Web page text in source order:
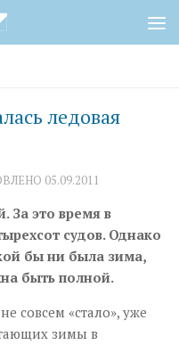
ледовая
05.09.2011
За это время в
судов. Однако
бы ни была зима,
быть полной.
совсем «стало», уже
зимы в